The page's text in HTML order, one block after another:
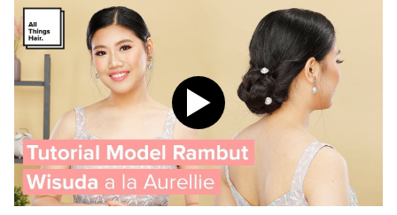
Play video Tutorial Hijab